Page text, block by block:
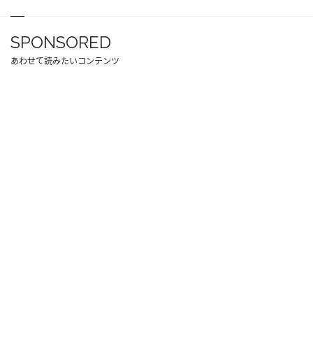
SPONSORED
あわせて読みたいコンテンツ